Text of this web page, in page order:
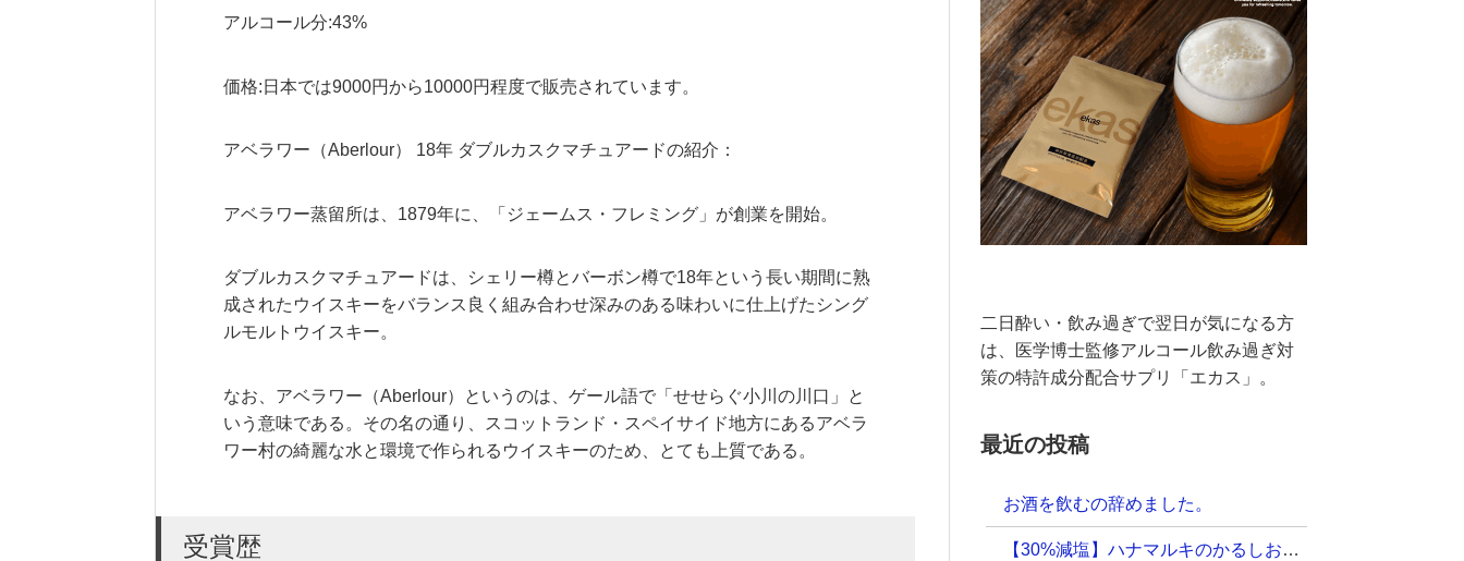
アルコール分:43%
価格:日本では9000円から10000円程度で販売されています。
アベラワー（Aberlour） 18年 ダブルカスクマチュアードの紹介：
アベラワー蒸留所は、1879年に、「ジェームス・フレミング」が創業を開始。
ダブルカスクマチュアードは、シェリー樽とバーボン樽で18年という長い期間に熟
成されたウイスキーをバランス良く組み合わせ深みのある味わいに仕上げたシング
ルモルトウイスキー。
なお、アベラワー（Aberlour）というのは、ゲール語で「せせらぐ小川の川口」と
いう意味である。その名の通り、スコットランド・スペイサイド地方にあるアベラ
ワー村の綺麗な水と環境で作られるウイスキーのため、とても上質である。
受賞歴
二日酔い・飲み過ぎで翌日が気になる方
は、医学博士監修アルコール飲み過ぎ対
策の特許成分配合サプリ「エカス」。
最近の投稿
お酒を飲むの辞めました。
【30%減塩】ハナマルキのかるしおおいしい減塩即席しじみ汁のレビュー